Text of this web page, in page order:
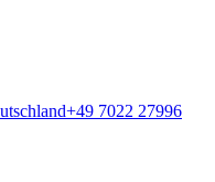
+49 7022 27996